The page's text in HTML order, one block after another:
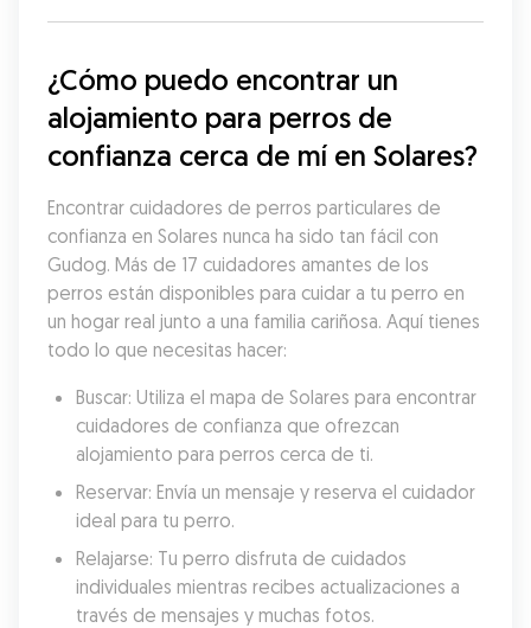
¿Cómo puedo encontrar un
alojamiento para perros de
confianza cerca de mí en Solares?
Encontrar cuidadores de perros particulares de
confianza en Solares nunca ha sido tan fácil con
Gudog. Más de 17 cuidadores amantes de los
perros están disponibles para cuidar a tu perro en
un hogar real junto a una familia cariñosa. Aquí tienes
todo lo que necesitas hacer:
Buscar: Utiliza el mapa de Solares para encontrar
cuidadores de confianza que ofrezcan
alojamiento para perros cerca de ti.
Reservar: Envía un mensaje y reserva el cuidador
ideal para tu perro.
Relajarse: Tu perro disfruta de cuidados
individuales mientras recibes actualizaciones a
través de mensajes y muchas fotos.